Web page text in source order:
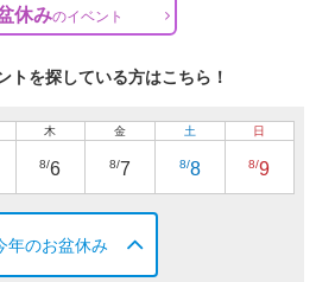
休みのイベント
トを探している方はこちら！
木
8/6
金
8/7
土
8/8
日
8/9
年のお盆休み